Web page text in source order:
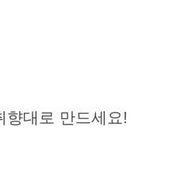
향대로 만드세요!